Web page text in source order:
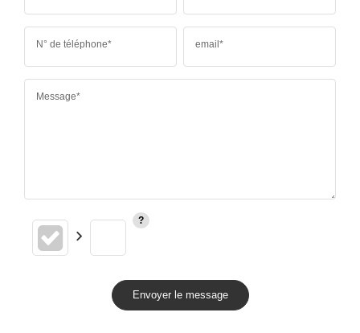
N° de téléphone* email*
Message*
Envoyer le message